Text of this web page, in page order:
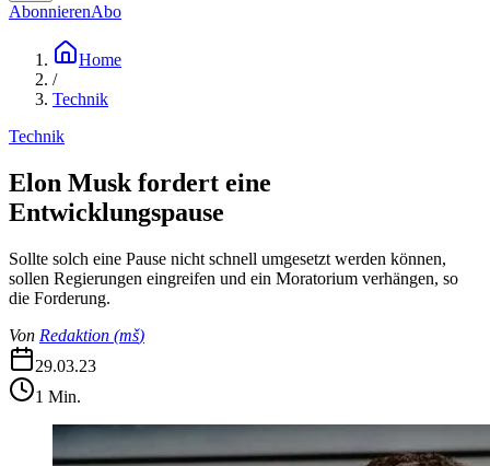
AbonnierenAbo
Home
/
Technik
Technik
Elon Musk fordert eine
Entwicklungspause
Sollte solch eine Pause nicht schnell umgesetzt werden können,
sollen Regierungen eingreifen und ein Moratorium verhängen, so
die Forderung.
Von Redaktion (mš)
29.03.23
1 Min.